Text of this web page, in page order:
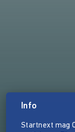
Info
Startnext mag